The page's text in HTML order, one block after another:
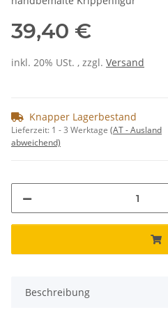
39,40 €
inkl. 20% USt. , zzgl. Versand
Knapper Lagerbestand
Lieferzeit: 1 - 3 Werktage (AT - Ausland
abweichend)
Beschreibung